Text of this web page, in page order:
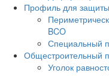
Профиль для
BCO
Специальный
Общестроительный
Уголок